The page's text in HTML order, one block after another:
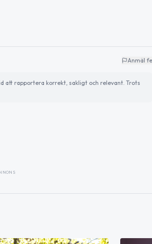
Anmäl
att rapportera korrekt, sakligt och relevant. Trots